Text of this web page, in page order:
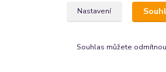
ruce obal nebo štítek výrobku. P102
mimo dosah dětí. P501 - Odstraňte
autorizované za...
bez DPH
Nastavení
Souhlas můžete